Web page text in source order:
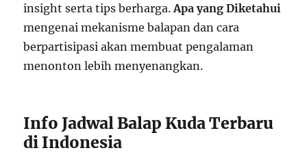
insight serta tips berharga.Apa yang Diketahui
mengenai mekanisme balapan dan cara
berpartisipasi akan membuat pengalaman
menonton lebih menyenangkan.
Info Jadwal Balap Kuda Terbaru
di Indonesia